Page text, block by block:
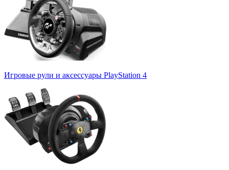
Игровые рули и аксессуары PlayStation 4